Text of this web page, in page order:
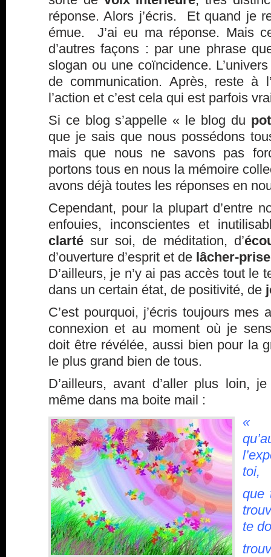
réponse. Alors j’écris. Et quand je
émue. J’ai eu ma réponse. Mais
d’autres façons : par une phrase
slogan ou une coïncidence.
de communication. Après, reste à
l’action et c’est cela qui est parfois
Si ce blog s’appelle « le blog du
que je sais que nous possédons
mais que nous ne savons pas
portons tous en nous la mémoire
avons déjà toutes les réponses en
Cependant, pour la plupart d’entre
enfouies, inconscientes et
clarté sur soi, de méditation, d’
d’ouverture d’esprit et de lâcher-prise
D’ailleurs, je n’y ai pas accès tout le
dans un certain état, de positivité, de
C’est pourquoi, j’écris toujours mes
connexion et au moment où je
doit être révélée, aussi bien pour la
le plus grand bien de tous.
D’ailleurs, avant d’aller plus loin,
même dans ma boite mail :
«
toi,
que
te